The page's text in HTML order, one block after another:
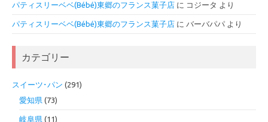
パティスリーベベ(Bébé)東郷のフランス菓子店 に コジータ より
パティスリーベベ(Bébé)東郷のフランス菓子店 に バーバパパ より
カテゴリー
スイーツ･パン (291)
愛知県 (73)
岐阜県 (11)